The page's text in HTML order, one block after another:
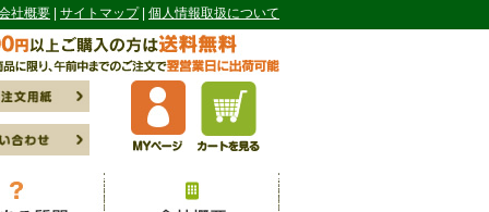
社概要 サイトマップ 個人情報取扱について